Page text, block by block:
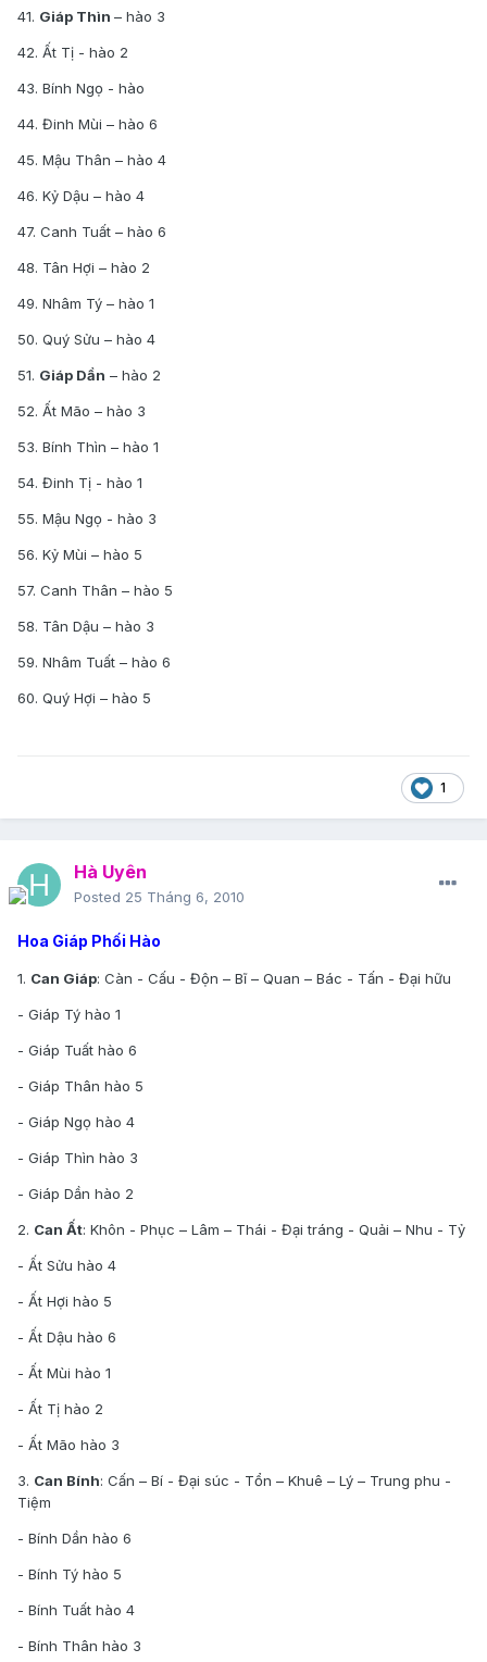
41. Giáp Thìn – hào 3
42. Ất Tị - hào 2
43. Bính Ngọ - hào
44. Đinh Mùi – hào 6
45. Mậu Thân – hào 4
46. Kỷ Dậu – hào 4
47. Canh Tuất – hào 6
48. Tân Hợi – hào 2
49. Nhâm Tý – hào 1
50. Quý Sửu – hào 4
51. Giáp Dần – hào 2
52. Ất Mão – hào 3
53. Bính Thìn – hào 1
54. Đinh Tị - hào 1
55. Mậu Ngọ - hào 3
56. Kỷ Mùi – hào 5
57. Canh Thân – hào 5
58. Tân Dậu – hào 3
59. Nhâm Tuất – hào 6
60. Quý Hợi – hào 5
1
Hà Uyên
Posted 25 Tháng 6, 2010
Hoa Giáp Phối Hào
1. Can Giáp: Càn - Cấu - Độn – Bĩ – Quan – Bác - Tấn - Đại hữu
- Giáp Tý hào 1
- Giáp Tuất hào 6
- Giáp Thân hào 5
- Giáp Ngọ hào 4
- Giáp Thìn hào 3
- Giáp Dần hào 2
2. Can Ất: Khôn - Phục – Lâm – Thái - Đại tráng - Quải – Nhu - Tỷ
- Ất Sửu hào 4
- Ất Hợi hào 5
- Ất Dậu hào 6
- Ất Mùi hào 1
- Ất Tị hào 2
- Ất Mão hào 3
3. Can Bính: Cấn – Bí - Đại súc - Tổn – Khuê – Lý – Trung phu -
Tiệm
- Bính Dần hào 6
- Bính Tý hào 5
- Bính Tuất hào 4
- Bính Thân hào 3